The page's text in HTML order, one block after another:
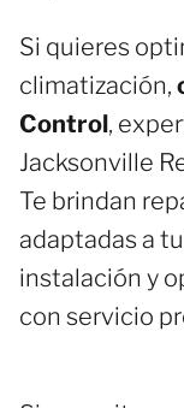
Si quieres
climatización,
Control,
Jacksonville
Te brindan
adaptadas a
instalación y
con servicio